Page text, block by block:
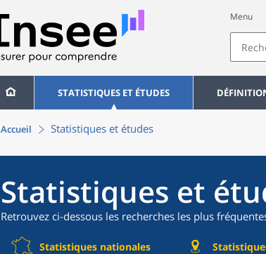
Menu
STATISTIQUES ET ÉTUDES
Accueil Statistiques et études
Statistiques et
Retrouvez ci-dessous les recherches les plus
Statistiques nationales